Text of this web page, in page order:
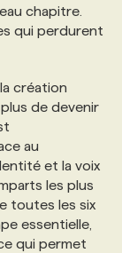
chapitre.
qui perdurent
création
de devenir
au
et la voix
les plus
toutes les six
essentielle,
qui permet